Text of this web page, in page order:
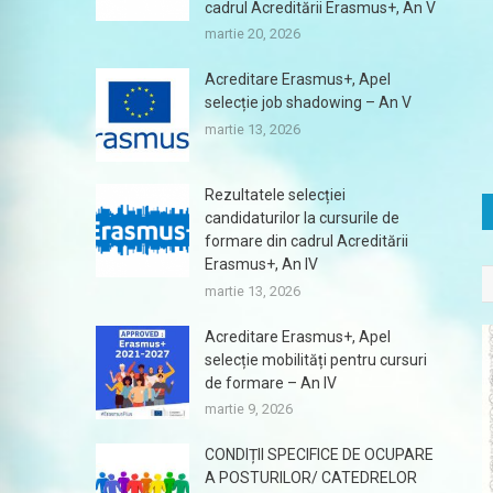
cadrul Acreditării Erasmus+, An V
martie 20, 2026
Acreditare Erasmus+, Apel
selecție job shadowing – An V
martie 13, 2026
Rezultatele selecției
candidaturilor la cursurile de
formare din cadrul Acreditării
Erasmus+, An IV
martie 13, 2026
Acreditare Erasmus+, Apel
selecție mobilități pentru cursuri
de formare – An IV
martie 9, 2026
CONDIȚII SPECIFICE DE OCUPARE
A POSTURILOR/ CATEDRELOR